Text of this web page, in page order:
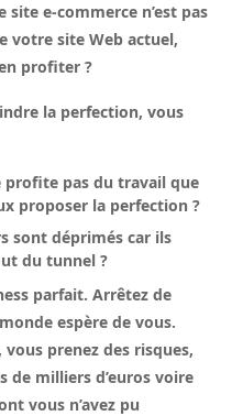
e-commerce n’est pas
votre site Web actuel,
profiter ?
la perfection, vous
profite pas du travail que
proposer la perfection ?
sont déprimés car ils
du tunnel ?
parfait. Arrêtez de
espère de vous.
vous prenez des risques,
de milliers d’euros voire
vous n’avez pu